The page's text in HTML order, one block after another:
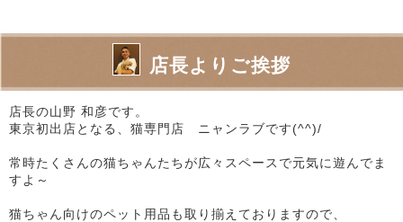
店長よりご挨拶
店長の山野 和彦です。
東京初出店となる、猫専門店 ニャンラブです(^^)/
常時たくさんの猫ちゃんたちが広々スペースで元気に遊んでま
すよ～
猫ちゃん向けのペット用品も取り揃えておりますので、